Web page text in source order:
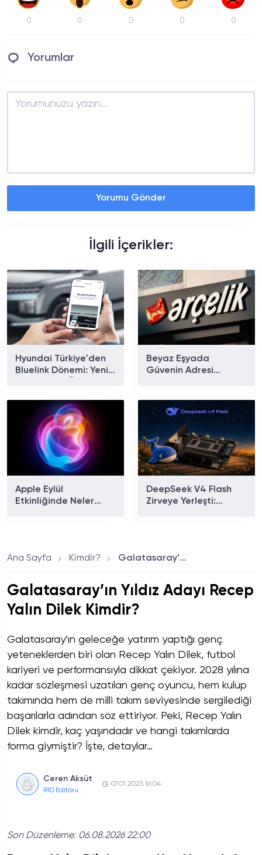
0 0 0 0 0
Yorumlar
Yorumu Gönder
İlgili İçerikler:
Hyundai Türkiye'den
Bluelink Dönemi: Yeni
Beyaz Eşyada
Güvenin Adresi
Apple Eylül
Etkinliğinde Neler
DeepSeek V4 Flash
Zirveye Yerleşti:
Ana Sayfa Kimdir? Galatasaray’ın Yıldız Adayı Recep Yalın Dilek Kimdir?
Galatasaray’ın Yıldız Adayı Recep
Yalın Dilek Kimdir?
Galatasaray’ın geleceğe yatırım yaptığı genç
yeteneklerden biri olan Recep Yalın Dilek, futbol
kariyeri ve performansıyla dikkat çekiyor. 2028 yılına
kadar sözleşmesi uzatılan genç oyuncu, hem kulüp
takımında hem de milli takım seviyesinde sergilediği
başarılarla adından söz ettiriyor. Peki, Recep Yalın
Dilek kimdir, kaç yaşındadır ve hangi takımlarda
forma giymiştir? İşte, detaylar…
Ceren Aksüt
R10 Editörü
07.01.2025 16:04